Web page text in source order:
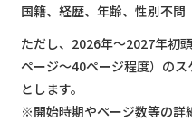
国籍、経歴、年齢、性別不問
ただし、2026年～2027年初
ページ～40ページ程度）の
とします。
※開始時期やページ数等の詳